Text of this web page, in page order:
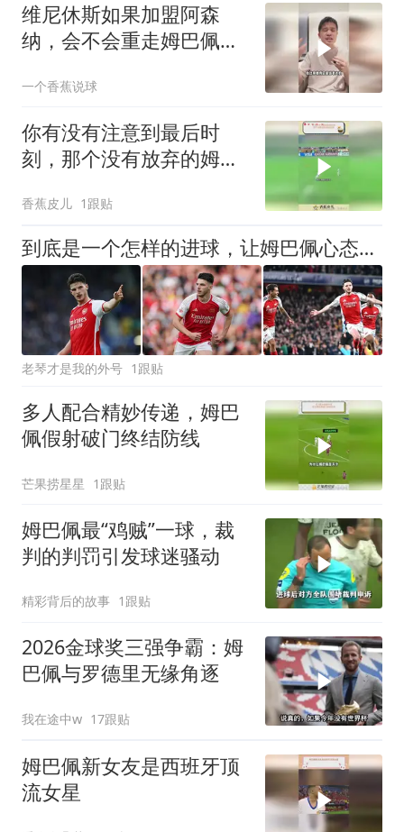
维尼休斯如果加盟阿森
纳，会不会重走姆巴佩的
一个香蕉说球
你有没有注意到最后时
刻，那个没有放弃的姆巴
香蕉皮儿 1跟贴
到底是一个怎样的进球，让姆巴佩心态失衡，让无名后腰价涨千万？
老琴才是我的外号 1跟贴
多人配合精妙传递，姆巴
佩假射破门终结防线
芒果捞星星 1跟贴
姆巴佩最“鸡贼”一球，裁
判的判罚引发球迷骚动
精彩背后的故事 1跟贴
2026金球奖三强争霸：姆
巴佩与罗德里无缘角逐
我在途中w 17跟贴
姆巴佩新女友是西班牙顶
流女星